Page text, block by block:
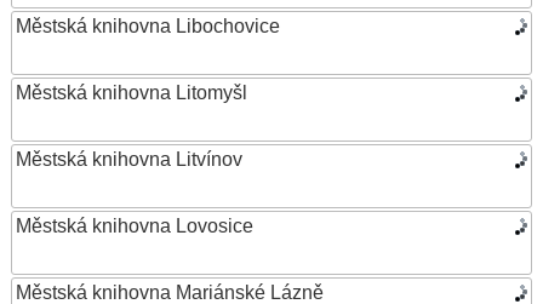
Městská knihovna Libochovice
Městská knihovna Litomyšl
Městská knihovna Litvínov
Městská knihovna Lovosice
Městská knihovna Mariánské Lázně